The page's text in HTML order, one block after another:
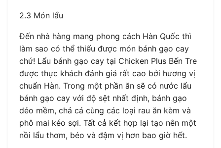
2.3 Món lẩu
Đến nhà hàng mang phong cách Hàn Quốc thì
làm sao có thể thiếu được món bánh gạo cay
chứ! Lẩu bánh gạo cay tại Chicken Plus Bến Tre
được thực khách đánh giá rất cao bởi hương vị
chuẩn Hàn. Trong một phần ăn sẽ có nước lẩu
bánh gạo cay với độ sệt nhất định, bánh gạo
dẻo mềm, chả cá cùng các loại rau ăn kèm và
phô mai kéo sợi. Tất cả kết hợp lại tạo nên một
nồi lẩu thơm, béo và đậm vị hơn bao giờ hết.